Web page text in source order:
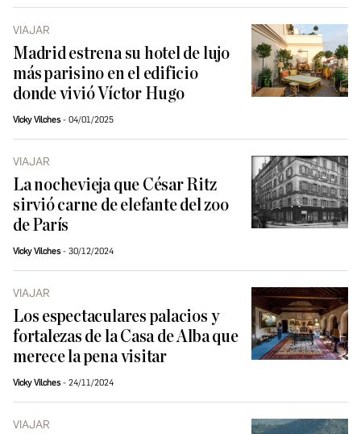
VIAJAR
Madrid estrena su hotel de lujo
más parisino en el edificio
donde vivió Víctor Hugo
Vicky Vilches 04/01/2025
VIAJAR
La nochevieja que César Ritz
sirvió carne de elefante del zoo
de París
Vicky Vilches 30/12/2024
VIAJAR
Los espectaculares palacios y
fortalezas de la Casa de Alba que
merece la pena visitar
Vicky Vilches 24/11/2024
VIAJAR